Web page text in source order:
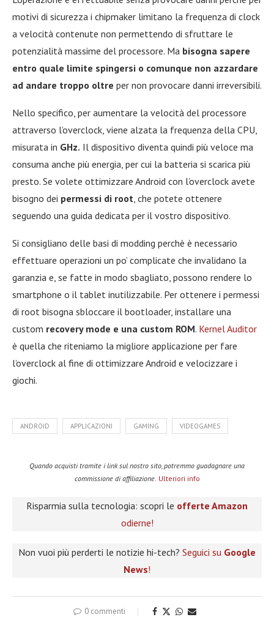
motivi di sicurezza i chipmaker limitano la frequenza di clock
a velocità contenute non permettendo di sfruttare le
potenzialità massime del processore. Ma bisogna sapere
entro quale limite spingersi o comunque non azzardare
ad andare troppo oltre per non provocare danni irreversibili.
Nello specifico, per aumentare la velocità del processore
attraverso l’overclock, viene alzata la frequenza della CPU,
misurata in GHz. Il dispositivo diventa quindi più veloce ma
consuma anche più energia, per cui la batteria si scarica più
presto. Se volete ottimizzare Android con l’overclock avete
bisogno dei permessi di root , che potete ottenere
seguendo una guida dedicata per il vostro dispositivo.
Si consigliano delle basi di modding perchè è necessario
effettuare operazioni un po’ complicate che invalidano la
garanzia e, se fatte in modo sbagliato, possono rendere lo
smartphone o il tablet inutilizzabile. Per ottenere i permessi
di root bisogna sbloccare il bootloader, installare una
custom recovery mode e una custom ROM. Kernel Auditor
è quella che riteniamo la migliore applicazione per fare
l’overclock al fine di ottimizzare Android e velocizzare i
giochi.
ANDROID APPLICAZIONI GAMING VIDEOGAMES
Quando acquisti tramite i link sul nostro sito, potremmo guadagnare una
commissione di affiliazione. Ulteriori info
Risparmia sulla tecnologia: scopri le offerte Amazon
odierne!
Non vuoi più perderti le notizie hi-tech? Seguici su Google
News!
0 commenti